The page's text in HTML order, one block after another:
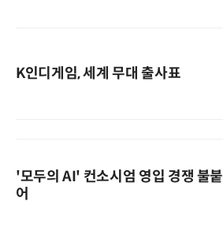
K인디게임, 세계 무대 출사표
'모두의 AI' 컨소시엄 영입 경쟁 불붙
어